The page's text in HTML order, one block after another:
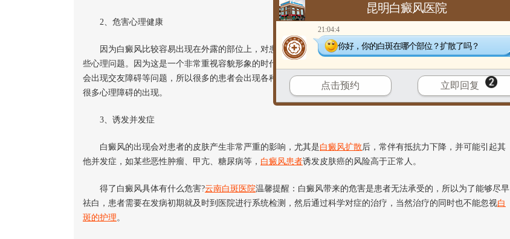
2、危害心理健康
因为白癜风比较容易出现在外露的部位上，对患者的形象破坏性比较大，而这也就会直接导致部分患者出现一
些心理问题。因为这是一个非常重视容貌形象的时代，白斑的出现会导致一些患者受到很多人的异样眼光，而且还
会出现交友障碍等问题，所以很多的患者会出现各种不良的情绪，也常常会影响患者的性格，更可能会抑郁，导致
很多心理障碍的出现。
3、诱发并发症
白癜风的出现会对患者的皮肤产生非常严重的影响，尤其是白癜风扩散后，常伴有抵抗力下降，并可能引起其
他并发症，如某些恶性肿瘤、甲亢、糖尿病等， 白癜风患者诱发皮肤癌的风险高于正常人。
得了白癜风具体有什么危害?云南白斑医院温馨提醒：白癜风带来的危害是患者无法承受的，所以为了能够尽早
祛白，患者需要在发病初期就及时到医院进行系统检测，然后通过科学对症的治疗，当然治疗的同时也不能忽视白
斑的护理。
昆明白癜风医院
21:04:4
你好，你的白斑在哪个部位？扩散了吗？
点击预约 立即回复